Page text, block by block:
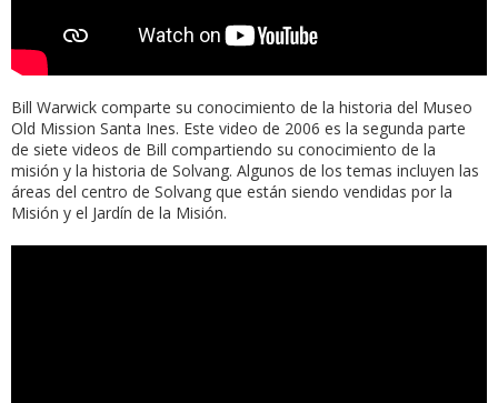
Bill Warwick comparte su conocimiento de la historia del Museo
Old Mission Santa Ines. Este video de 2006 es la segunda parte
de siete videos de Bill compartiendo su conocimiento de la
misión y la historia de Solvang. Algunos de los temas incluyen las
áreas del centro de Solvang que están siendo vendidas por la
Misión y el Jardín de la Misión.